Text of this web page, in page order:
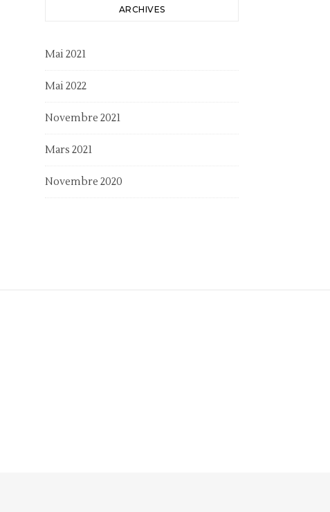
ARCHIVES
Mai 2021
Mai 2022
Novembre 2021
Mars 2021
Novembre 2020